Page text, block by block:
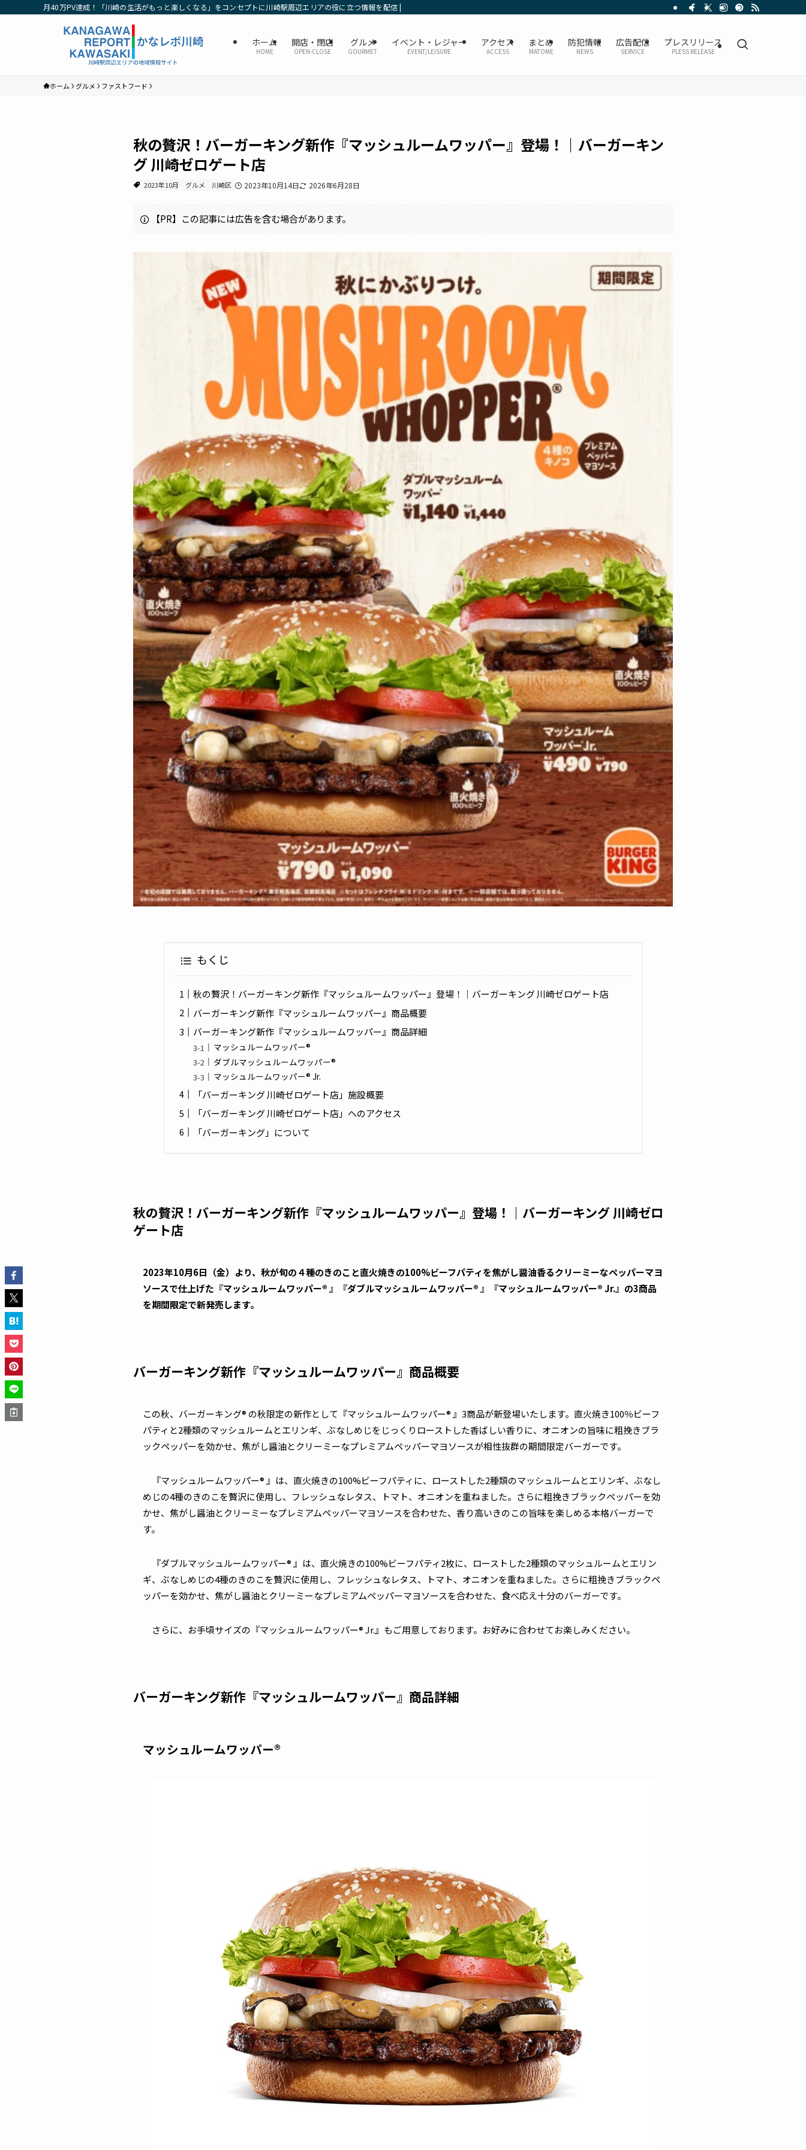
月40万PV達成！「川崎の生活がもっと楽しくなる」をコンセプトに川崎駅周辺エリアの役に立つ情報を配信 | かなレポ川崎
ホーム
HOME
開店・閉店
OPEN-CLOSE
グルメ
GOURMET
イベント・レジャー
EVENT/LEISURE
アクセス
ACCESS
まとめ
MATOME
防犯情報
NEWS
広告配信
SERVICE
プレスリリース
PLESS RELEASE
ホーム グルメ ファストフード
秋の贅沢！バーガーキング新作『マッシュルームワッパー』登場！｜バーガーキン
グ 川崎ゼロゲート店
2023年10月 グルメ 川崎区 2023年10月14日 2026年6月28日
【PR】この記事には広告を含む場合があります。
もくじ
秋の贅沢！バーガーキング新作『マッシュルームワッパー』登場！｜バーガーキング 川崎ゼロゲート店
バーガーキング新作『マッシュルームワッパー』商品概要
バーガーキング新作『マッシュルームワッパー』商品詳細
マッシュルームワッパー®
ダブルマッシュルームワッパー®
マッシュルームワッパー® Jr.
「バーガーキング 川崎ゼロゲート店」施設概要
「バーガーキング 川崎ゼロゲート店」へのアクセス
「バーガーキング」について
秋の贅沢！バーガーキング新作『マッシュルームワッパー』登場！｜バーガーキング 川崎ゼロ
ゲート店
2023年10月6日（金）より、秋が旬の４種のきのこと直火焼きの100%ビーフパティを焦がし醤油香るクリーミーなペッパーマヨ
ソースで仕上げた『マッシュルームワッパー® 』『ダブルマッシュルームワッパー® 』『マッシュルームワッパー® Jr.』の3商品
を期間限定で新発売します。
バーガーキング新作『マッシュルームワッパー』商品概要
この秋、バーガーキング® の秋限定の新作として『マッシュルームワッパー® 』3商品が新登場いたします。直火焼き100％ビーフ
パティと2種類のマッシュルームとエリンギ、ぶなしめじをじっくりローストした香ばしい香りに、オニオンの旨味に粗挽きブラ
ックペッパーを効かせ、焦がし醤油とクリーミーなプレミアムペッパーマヨソースが相性抜群の期間限定バーガーです。
『マッシュルームワッパー® 』は、直火焼きの100%ビーフパティに、ローストした2種類のマッシュルームとエリンギ、ぶなし
めじの4種のきのこを贅沢に使用し、フレッシュなレタス、トマト、オニオンを重ねました。さらに粗挽きブラックペッパーを効
かせ、焦がし醤油とクリーミーなプレミアムペッパーマヨソースを合わせた、香り高いきのこの旨味を楽しめる本格バーガーで
す。
『ダブルマッシュルームワッパー® 』は、直火焼きの100%ビーフパティ2枚に、ローストした2種類のマッシュルームとエリン
ギ、ぶなしめじの4種のきのこを贅沢に使用し、フレッシュなレタス、トマト、オニオンを重ねました。さらに粗挽きブラックペ
ッパーを効かせ、焦がし醤油とクリーミーなプレミアムペッパーマヨソースを合わせた、食べ応え十分のバーガーです。
さらに、お手頃サイズの『マッシュルームワッパー® Jr.』もご用意しております。お好みに合わせてお楽しみください。
バーガーキング新作『マッシュルームワッパー』商品詳細
マッシュルームワッパー®